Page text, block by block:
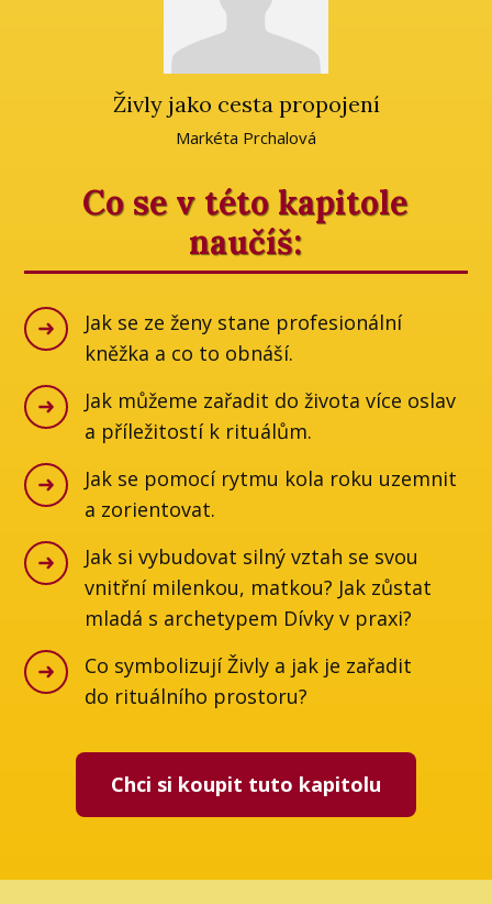
Živly jako cesta propojení
Markéta Prchalová
Co se v této kapitole
naučíš:
Jak se ze ženy stane profesionální
kněžka a co to obnáší.
Jak můžeme zařadit do života více oslav
a příležitostí k rituálům.
Jak se pomocí rytmu kola roku uzemnit
a zorientovat.
Jak si vybudovat silný vztah se svou
vnitřní milenkou, matkou? Jak zůstat
mladá s archetypem Dívky v praxi?
Co symbolizují Živly a jak je zařadit
do rituálního prostoru?
Chci si koupit tuto kapitolu